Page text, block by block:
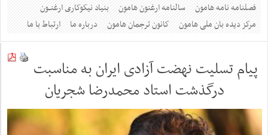
فصلنامه نامه هامون
سالنامه ارغنون هامون
بنیاد نیکوکاری ارغنــون
مرکز دیده بان ملی هامون
کانون ترجمان هامون درباره ما ارتباط با ما
پیام تسلیت نهضت آزادی ایران به مناسبت
درگذشت استاد محمدرضا شجریان